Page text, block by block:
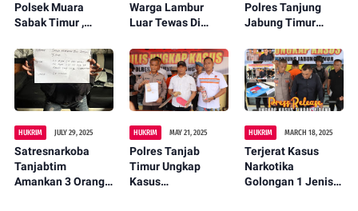
Polsek Muara
Sabak Timur ,
Curanmor Dari
Nipah Panjang
Warga Lambur
Luar Tewas Di
nya Sendiri
Polres Tanjung
Jabung Timur
Pengedar Sabu
Dan Inek
HUKRIM JULY 29, 2025
Satresnarkoba
Tanjabtim
Amankan 3 Orang
HUKRIM MAY 21, 2025
Polres Tanjab
Timur Ungkap
Kasus
HUKRIM MARCH 18, 2025
Terjerat Kasus
Narkotika
Golongan 1 Jenis